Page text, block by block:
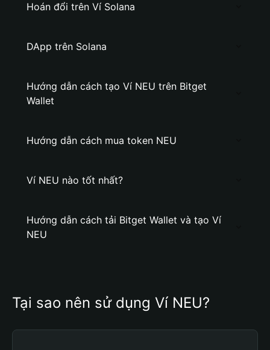
Hoán đổi trên Ví Solana
DApp trên Solana
Hướng dẫn cách tạo Ví NEU trên Bitget
Wallet
Hướng dẫn cách mua token NEU
Ví NEU nào tốt nhất?
Hướng dẫn cách tải Bitget Wallet và tạo Ví
NEU
Tại sao nên sử dụng Ví NEU?